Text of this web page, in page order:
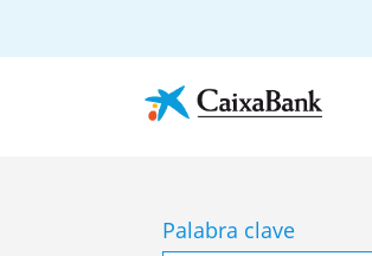
Palabra clave